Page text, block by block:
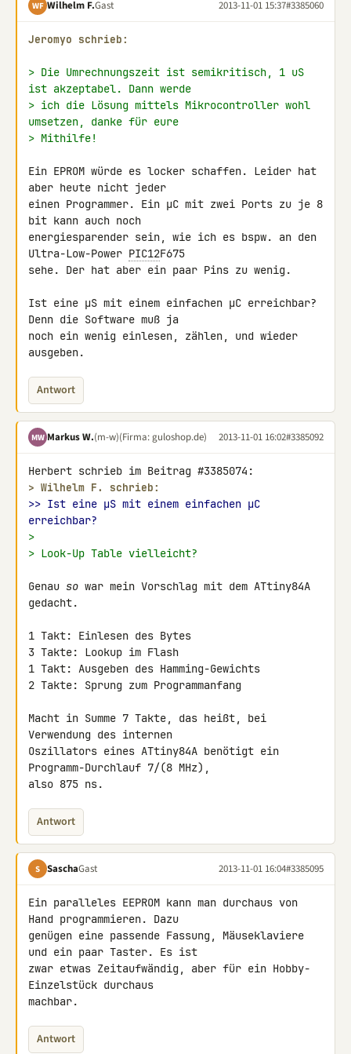
WF Wilhelm F.Gast 2013-11-01 15:37#3385060
Jeromyo schrieb:
> Die Umrechnungszeit ist semikritisch, 1 uS
ist akzeptabel. Dann werde
> ich die Lösung mittels Mikrocontroller wohl
umsetzen, danke für eure
> Mithilfe!
Ein EPROM würde es locker schaffen. Leider hat
aber heute nicht jeder
einen Programmer. Ein µC mit zwei Ports zu je 8
bit kann auch noch
energiesparender sein, wie ich es bspw. an den
Ultra-Low-Power PIC12F675
sehe. Der hat aber ein paar Pins zu wenig.
Ist eine µS mit einem einfachen µC erreichbar?
Denn die Software muß ja
noch ein wenig einlesen, zählen, und wieder
ausgeben.
Antwort
MW Markus W.(m-w)(Firma: guloshop.de) 2013-11-01 16:02#3385092
> Wilhelm F. schrieb:
>> Ist eine µS mit einem einfachen µC
erreichbar?
>
> Look-Up Table vielleicht?
Genau so war mein Vorschlag mit dem ATtiny84A
gedacht.
1 Takt: Einlesen des Bytes
3 Takte: Lookup im Flash
1 Takt: Ausgeben des Hamming-Gewichts
2 Takte: Sprung zum Programmanfang
Macht in Summe 7 Takte, das heißt, bei
Verwendung des internen
Oszillators eines ATtiny84A benötigt ein
Programm-Durchlauf 7/(8 MHz),
also 875 ns.
Antwort
S SaschaGast 2013-11-01 16:04#3385095
Ein paralleles EEPROM kann man durchaus von
Hand programmieren. Dazu
genügen eine passende Fassung, Mäuseklaviere
und ein paar Taster. Es ist
zwar etwas Zeitaufwändig, aber für ein Hobby-
Einzelstück durchaus
machbar.
Antwort